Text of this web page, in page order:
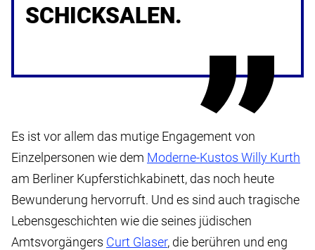
SCHICKSALEN.
Es ist vor allem das mutige Engagement von
Einzelpersonen wie dem Moderne-Kustos Willy Kurth
am Berliner Kupferstichkabinett, das noch heute
Bewunderung hervorruft. Und es sind auch tragische
Lebensgeschichten wie die seines jüdischen
Amtsvorgängers Curt Glaser, die berühren und eng